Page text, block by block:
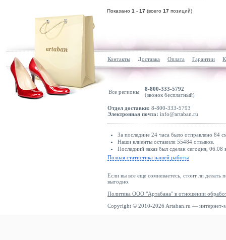
Показано 1 - 17 (всего 17 позиций)
Контакты Доставка Оплата Гарантии
Все регионы
8-800-333-5792
(звонок бесплатный)
Отдел доставки: 8-800-333-5793
Электронная почта: info@artaban.ru
За последние 24 часа было отправлено 84
Наши клиенты оставили 55484 отзывов.
Последний заказ был сделан сегодня,
Полная статистика нашей работы
Если вы все еще сомневаетесь, стоит ли делать
выгодно.
Политика ООО "Артабана" в отношении
Copyright © 2010-2026 Artaban.ru — интернет-